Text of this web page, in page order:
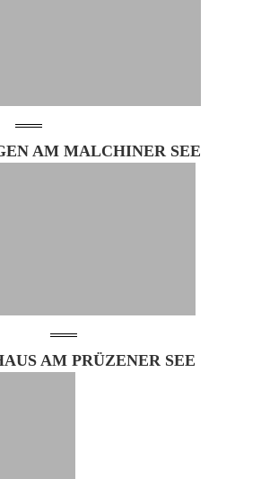
AM MALCHINER SEE
AM PRÜZENER SEE